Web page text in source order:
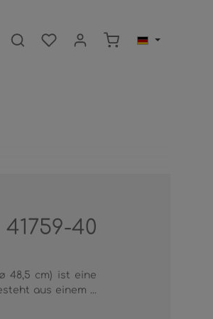
41759-40
48,5 cm) ist eine
aus einem ...